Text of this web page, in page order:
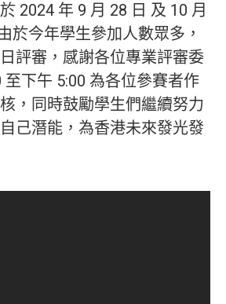
2024 年 9 月 28 日 及 10 月
於今年學生參加人數眾多，
評審，感謝各位專業評審委
至下午 5:00 為各位參賽者作
，同時鼓勵學生們繼續努力
己潛能，為香港未來發光發